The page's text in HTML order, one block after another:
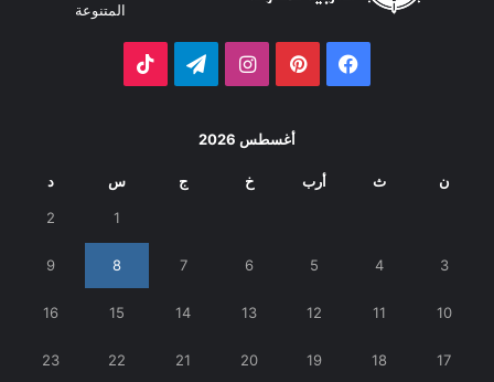
المتنوعة
فيسبوك بينتيريستانستقرامتيلقرام
أغسطس 2026
ن ث أرب خ ج س د
1
2
3
4
5
6
7
8
9
10
11
12
13
14
15
16
17
18
19
20
21
22
23